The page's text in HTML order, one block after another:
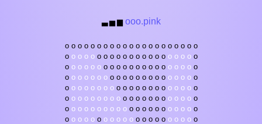
▃ ▅ ▆ ooo.pink
o o o o o o o o o o o o o o o o o o o o o
o o o o o o o o o o o o o o o o o o o o o
o o o o o o o o o o o o o o o o o o o o o
o o o o o o o o o o o o o o o o o o o o o
o o o o o o o o o o o o o o o o o o o o o
o o o o o o o o o o o o o o o o o o o o o
o o o o o o o o o o o o o o o o o o o o o
o o o o o o o o o o o o o o o o o o o o o